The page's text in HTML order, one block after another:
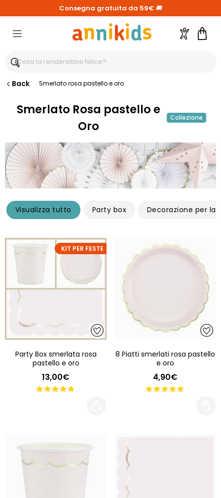
Consegna gratuita da 59€ 🚚
Account
Back Smerlato rosa pastello e oro
Smerlato Rosa pastello e
Oro
Collezione
Visualizza tutto Party box Decorazione per la
KIT PER FESTE
Party Box smerlata rosa
pastello e oro
13,00€
8 Piatti smerlati rosa pastello
e oro
4,90€